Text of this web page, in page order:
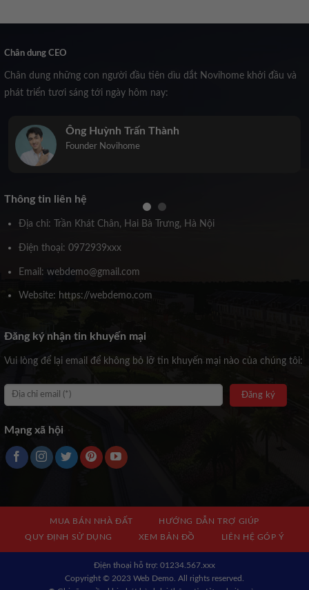
Chân dung CEO
Chân dung những con người đầu tiên dìu dắt Novihome khởi đầu và
phát triển tươi sáng tới ngày hôm nay:
Trịnh Kiều Anh
Co-Founder Novihome
Thông tin liên hệ
Địa chỉ: Trần Khát Chân, Hai Bà Trưng, Hà Nội
Điện thoại: 0972939xxx
Email: webdemo@gmail.com
Website: https://webdemo.com
Đăng ký nhận tin khuyến mại
Vui lòng để lại email để không bỏ lỡ tin khuyến mại nào của chúng tôi:
Mạng xã hội
MUA BÁN NHÀ ĐẤT
HƯỚNG DẪN TRỢ GIÚP
QUY ĐỊNH SỬ DỤNG
XEM BẢN ĐỒ LIÊN HỆ GÓP Ý
Địện thoại hỗ trợ: 01234.567.xxx
Copyright © 2023 Web Demo. All rights reserved.